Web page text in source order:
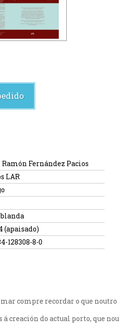
Ramón Fernández Pacios
LAR
(apaisado)
128308-8-0
mar compre recordar o que
á creación do actual porto, que